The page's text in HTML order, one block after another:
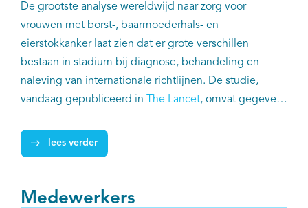
De grootste analyse wereldwijd naar zorg voor
vrouwen met borst-, baarmoederhals- en
eierstokkanker laat zien dat er grote verschillen
bestaan in stadium bij diagnose, behandeling en
naleving van internationale richtlijnen. De studie,
vandaag gepubliceerd in
The Lancet, omvat gegevens
van 39 landen tussen 2015-2018. Integraal
Kankercentrum Nederland (IKNL) leverde data uit de
van de publicatie.
lees verder
Medewerkers